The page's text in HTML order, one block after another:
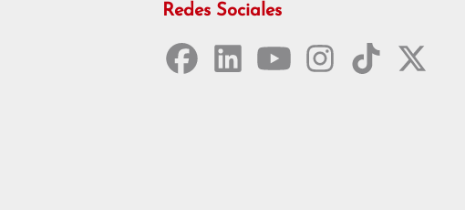
Redes Sociales